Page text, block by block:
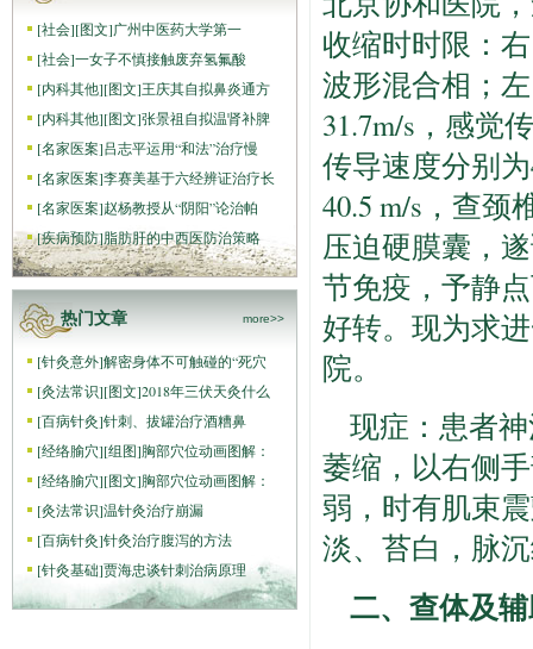
[社会][图文]广州中医药大学第一
[社会]一女子不慎接触废弃氢氟酸
[内科其他][图文]王庆其自拟鼻炎通方
[内科其他][图文]张景祖自拟温肾补脾
[名家医案]吕志平运用“和法”治疗慢
[名家医案]李赛美基于六经辨证治疗长
[名家医案]赵杨教授从“阴阳”论治帕
[疾病预防]脂肪肝的中西医防治策略
热门文章 more>>
[针灸意外]解密身体不可触碰的“死穴
[灸法常识][图文]2018年三伏天灸什么
[百病针灸]针刺、拔罐治疗酒糟鼻
[经络腧穴][组图]胸部穴位动画图解：
[经络腧穴][图文]胸部穴位动画图解：
[灸法常识]温针灸治疗崩漏
[百病针灸]针灸治疗腹泻的方法
[针灸基础]贾海忠谈针刺治病原理
收缩时时限：
波形混合相；
31.7m/s，感觉
传导速度分别为
40.5 m/s，查颈
压迫硬膜囊，
节免疫，予静
好转。现为求
院。
现症：患者
萎缩，以右侧
弱，时有肌束
淡、苔白，脉
二、查体及